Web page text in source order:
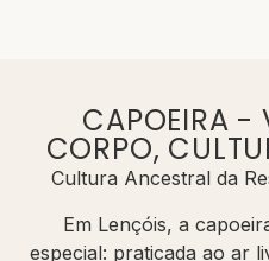
CAPOEIRA -
CORPO,
Cultura Ancestral da
Em Lençóis, a
especial: praticada ao ar